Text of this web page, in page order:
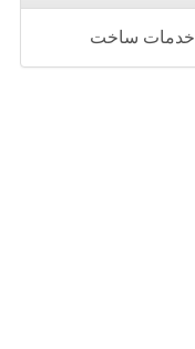
خدمات ساخت